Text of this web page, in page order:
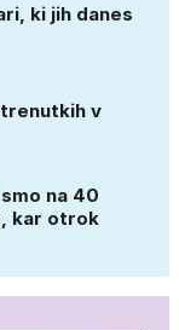
ki jih danes
trenutkih v
na 40
kar otrok